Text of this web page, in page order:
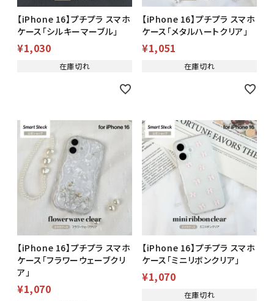
【iPhone 16】プチプラ スマホ
ケース「シルキーマーブル」
¥1,030
在庫切れ
【iPhone 16】プチプラ スマホ
ケース「メタルハートクリア」
¥1,051
在庫切れ
【iPhone 16】プチプラ スマホ
ケース「フラワーウェーブクリ
ア」
¥1,070
【iPhone 16】プチプラ スマホ
ケース「ミニリボンクリア」
¥1,070
在庫切れ